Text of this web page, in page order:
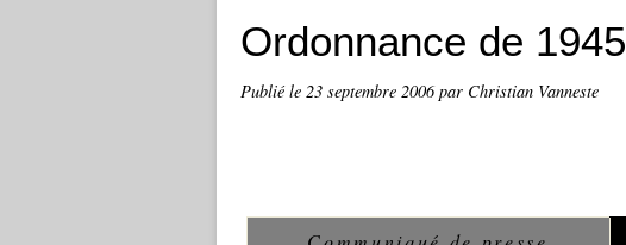
Ordonnance de 1945
Publié le 23 septembre 2006par Christian Vanneste